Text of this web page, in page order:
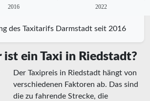
2016 2022
des Taxitarifs Darmstadt seit 2016
ein Taxi in Riedstadt?
Der Taxipreis in Riedstadt hängt von
verschiedenen Faktoren ab. Das sind
die zu fahrende Strecke, die